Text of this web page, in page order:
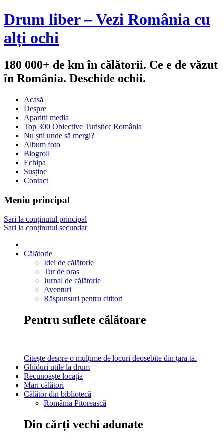
Drum liber – Vezi România cu
alți ochi
180 000+ de km în călătorii. Ce e de văzut
în România. Deschide ochii.
Acasă
Despre
Apariții media
Top 300 Obiective Turistice România
Nu știi unde să mergi?
Album foto
Blogroll
Echipa
Susține
Contact
Meniu principal
Sari la conținutul principal
Sari la conținutul secundar
Călătorie
Idei de călătorie
Tur de oraș
Jurnal de călătorie
Aventuri
Răspunsuri pentru cititori
Pentru suflete călătoare
Citește despre o mulțime de locuri deosebite din țara ta.
Ghiduri utile la drum
Recunoaște locația
Mari călători
Călător din bibliotecă
România Pitorească
Din cărți vechi adunate